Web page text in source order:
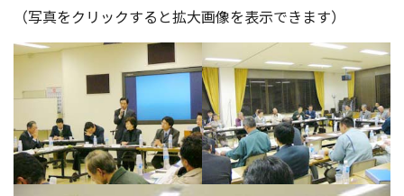
（写真をクリックすると拡大画像を表示できます）